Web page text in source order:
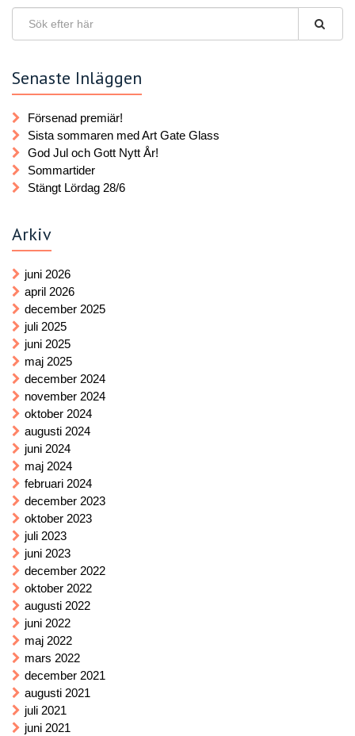
Senaste Inläggen
Försenad premiär!
Sista sommaren med Art Gate Glass
God Jul och Gott Nytt År!
Sommartider
Stängt Lördag 28/6
Arkiv
juni 2026
april 2026
december 2025
juli 2025
juni 2025
maj 2025
december 2024
november 2024
oktober 2024
augusti 2024
juni 2024
maj 2024
februari 2024
december 2023
oktober 2023
juli 2023
juni 2023
december 2022
oktober 2022
augusti 2022
juni 2022
maj 2022
mars 2022
december 2021
augusti 2021
juli 2021
juni 2021